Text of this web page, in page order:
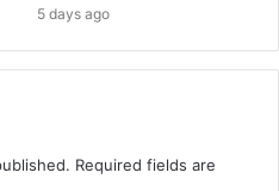
5 days ago
Required fields are